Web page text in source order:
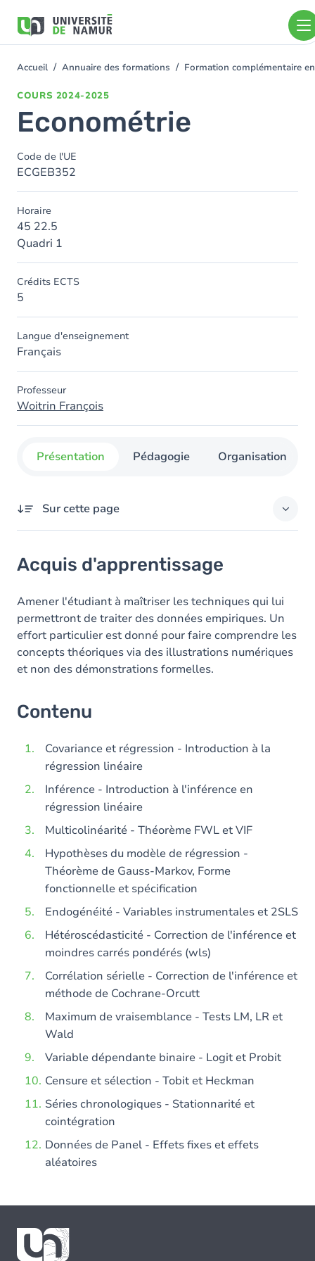
contenu
You
Accueil Annuaire des formations Formation complémentaire
COURS 2024-2025
Econométrie
Code de l'UE
ECGEB352
Horaire
45 22.5
Quadri 1
Crédits ECTS
5
Langue d'enseignement
Français
Professeur
Woitrin François
Présentation Pédagogie Organisation
Sur cette page
Contenu
Acquis d'apprentissage
Amener l'étudiant à maîtriser les techniques qui lui
permettront de traiter des données empiriques. Un
effort particulier est donné pour faire comprendre les
concepts théoriques via des illustrations numériques
et non des démonstrations formelles.
Contenu
Covariance et régression - Introduction à la
régression linéaire
Inférence - Introduction à l'inférence en
régression linéaire
Multicolinéarité - Théorème FWL et VIF
Hypothèses du modèle de régression -
Théorème de Gauss-Markov, Forme
fonctionnelle et spécification
Endogénéité - Variables instrumentales et 2SLS
Hétéroscédasticité - Correction de l'inférence et
moindres carrés pondérés (wls)
Corrélation sérielle - Correction de l'inférence et
méthode de Cochrane-Orcutt
Maximum de vraisemblance - Tests LM, LR et
Wald
Variable dépendante binaire - Logit et Probit
Censure et sélection - Tobit et Heckman
Séries chronologiques - Stationnarité et
cointégration
Données de Panel - Effets fixes et effets
aléatoires